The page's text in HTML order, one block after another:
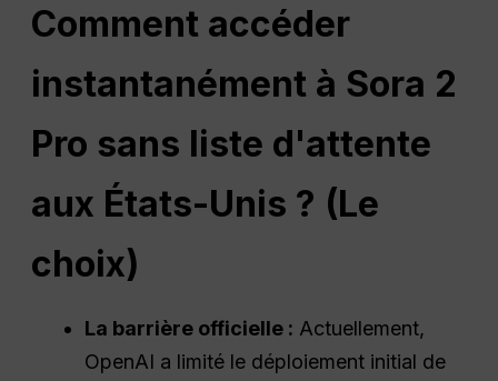
Comment accéder
instantanément à Sora 2
Pro sans liste d'attente
aux États-Unis ? (Le
choix)
La barrière officielle : Actuellement,
OpenAI a limité le déploiement initial de